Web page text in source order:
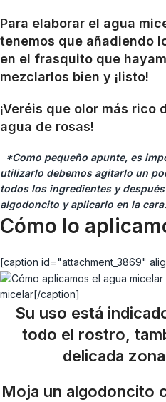
Para elaborar el agua
tenemos que añadiendo
en el frasquito que
mezclarlos bien y ¡listo!
¡Veréis que olor más rico
agua de rosas!
*Como pequeño apunte, es
utilizarlo debemos agitarlo un
todos los ingredientes y
algodoncito y aplicarlo en la cara.
Cómo lo
[caption id="attachment_3869"
micelar[/caption]
Su uso está
todo el rostro,
delicada
Moja un algodoncito